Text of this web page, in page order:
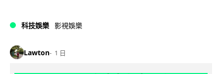
科技娛樂 影視娛樂
Lawton 1 日